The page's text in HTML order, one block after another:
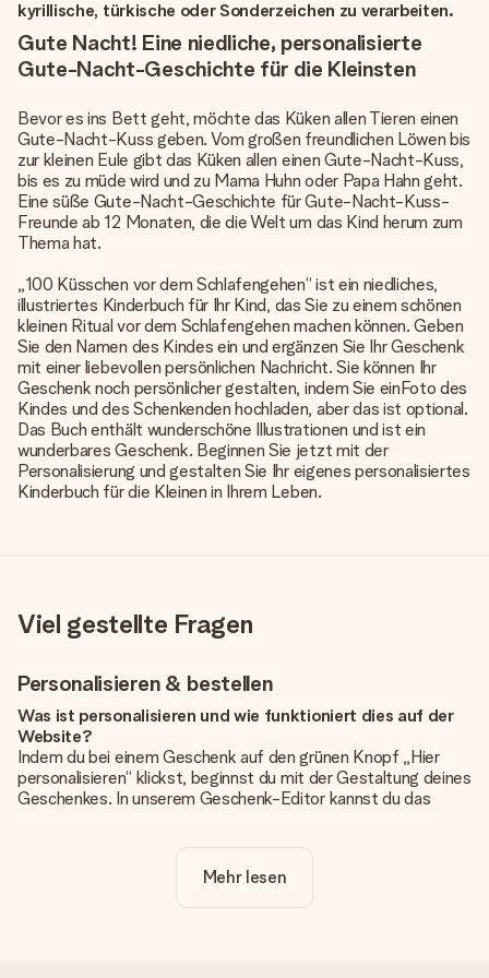
kyrillische, türkische oder Sonderzeichen zu verarbeiten.
Gute Nacht! Eine niedliche, personalisierte
Gute-Nacht-Geschichte für die Kleinsten
Bevor es ins Bett geht, möchte das Küken allen Tieren einen
Gute-Nacht-Kuss geben. Vom großen freundlichen Löwen bis
zur kleinen Eule gibt das Küken allen einen Gute-Nacht-Kuss,
bis es zu müde wird und zu Mama Huhn oder Papa Hahn geht.
Eine süße Gute-Nacht-Geschichte für Gute-Nacht-Kuss-
Freunde ab 12 Monaten, die die Welt um das Kind herum zum
Thema hat.
„100 Küsschen vor dem Schlafengehen“ ist ein niedliches,
illustriertes Kinderbuch für Ihr Kind, das Sie zu einem schönen
kleinen Ritual vor dem Schlafengehen machen können. Geben
Sie den Namen des Kindes ein und ergänzen Sie Ihr Geschenk
mit einer liebevollen persönlichen Nachricht. Sie können Ihr
Geschenk noch persönlicher gestalten, indem Sie einFoto des
Kindes und des Schenkenden hochladen, aber das ist optional.
Das Buch enthält wunderschöne Illustrationen und ist ein
wunderbares Geschenk. Beginnen Sie jetzt mit der
Personalisierung und gestalten Sie Ihr eigenes personalisiertes
Kinderbuch für die Kleinen in Ihrem Leben.
Viel gestellte Fragen
Personalisieren & bestellen
Was ist personalisieren und wie funktioniert dies auf der
Website?
Indem du bei einem Geschenk auf den grünen Knopf „Hier
personalisieren“ klickst, beginnst du mit der Gestaltung deines
Geschenkes. In unserem Geschenk-Editor kannst du das
noch eines unserer angebotenen Designs, um deinem
Geschenk die perfekte Ausstrahlung zu verleihen.
Mehr lesen